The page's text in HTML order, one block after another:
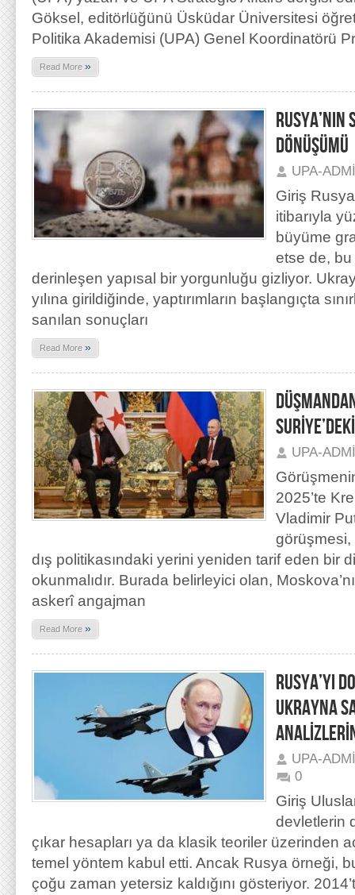
Göksel, editörlüğünü Üsküdar Üniversitesi
Politika Akademisi (UPA) Genel Koordinatörü
Read More »
RUSYA’NIN
DÖNÜŞÜMÜ
UPA-
Giriş
itibarıyla
büyüme
etse de,
derinleşen yapısal bir yorgunluğu gizliyor.
yılına girildiğinde, yaptırımların başlangıçta
sanılan sonuçları
Read More »
UPA-
2025’te
Vladimir
görüşmesi,
dış politikasındaki yerini yeniden tarif eden bir
okunmalıdır. Burada belirleyici olan,
askerî angajman
Read More »
RUSYA’YI
UKRAYNA
UPA-
0
Giriş
devletlerin
çıkar hesapları ya da klasik teoriler üzerinden
temel yöntem kabul etti. Ancak Rusya örneği,
çoğu zaman yetersiz kaldığını gösteriyor.